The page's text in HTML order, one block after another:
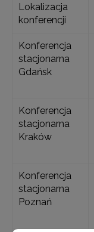
Lokalizacja
konferencji
Konferencja
stacjonarna
Gdańsk
Konferencja
stacjonarna
Kraków
Konferencja
stacjonarna
Poznań